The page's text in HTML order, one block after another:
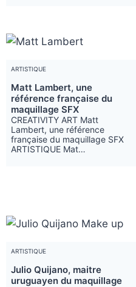
ARTISTIQUE
Matt Lambert, une
référence française du
maquillage SFX
CREATIVITY ART Matt
Lambert, une référence
française du maquillage SFX
ARTISTIQUE Mat…
ARTISTIQUE
Julio Quijano, maitre
uruguayen du maquillage